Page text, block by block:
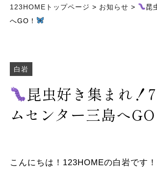
123HOMEトップページ > お知らせ >
昆
へGO！
白岩
昆虫好き集まれ！
ムセンター三島へGO
こんにちは！123HOMEの白岩です